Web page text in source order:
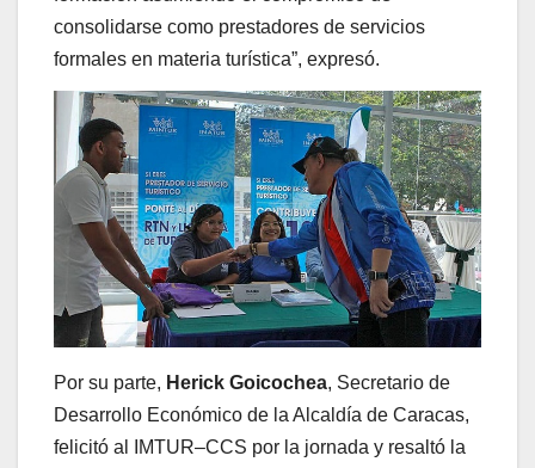
consolidarse como prestadores de servicios
formales en materia turística”, expresó.
Por su parte, Herick Goicochea, Secretario de
Desarrollo Económico de la Alcaldía de Caracas,
felicitó al IMTUR–CCS por la jornada y resaltó la